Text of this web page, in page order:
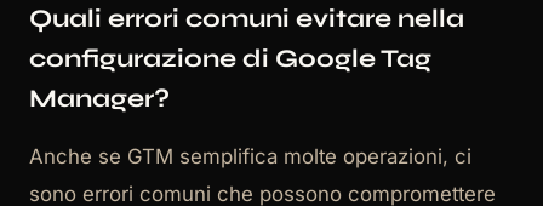
Quali errori comuni evitare nella
configurazione di Google Tag
Manager?
Anche se GTM semplifica molte operazioni, ci
sono errori comuni che possono compromettere